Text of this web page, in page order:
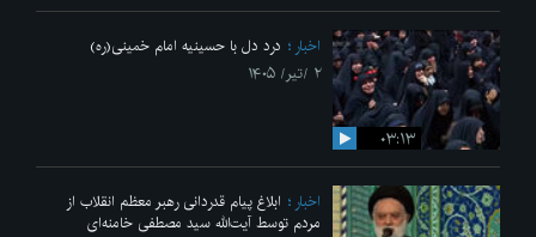
۰۳:۱۳
اخبار
درد دل با حسینیه امام خمینی(ره)
۲ /تیر/ ۱۴۰۵
اخبار
ابلاغ پیام قدردانی رهبر معظم انقلاب از
مردم توسط آیت‌الله سید مصطفی خامنه‌ای